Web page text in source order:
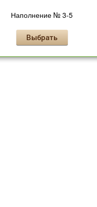
Наполнение № 3-5
Выбрать